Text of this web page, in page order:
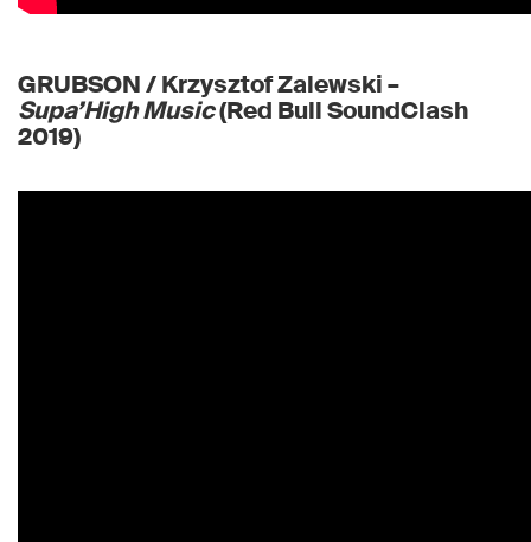
GRUBSON / Krzysztof Zalewski –
Supa’High Music(Red Bull SoundClash
2019)